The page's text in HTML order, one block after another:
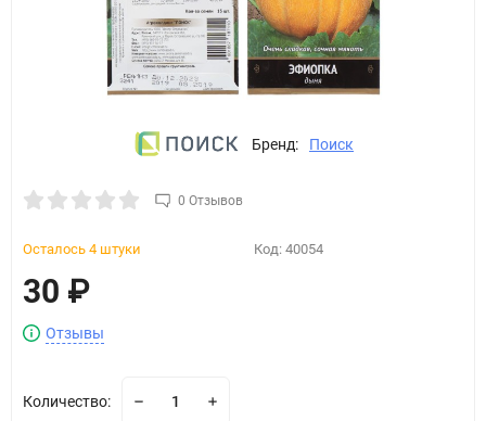
Бренд: Поиск
0 Отзывов
Осталось 4 штуки Код: 40054
30 ₽
Отзывы
Количество: